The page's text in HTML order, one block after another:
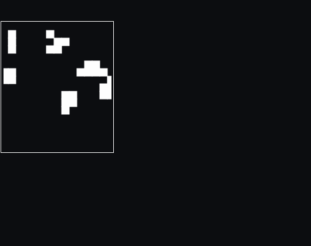
┌───────────────────────┐
│                       │
│                       │
│                       │
│                       │
│                       │
│                       │
│                       │
└───────────────────────┘